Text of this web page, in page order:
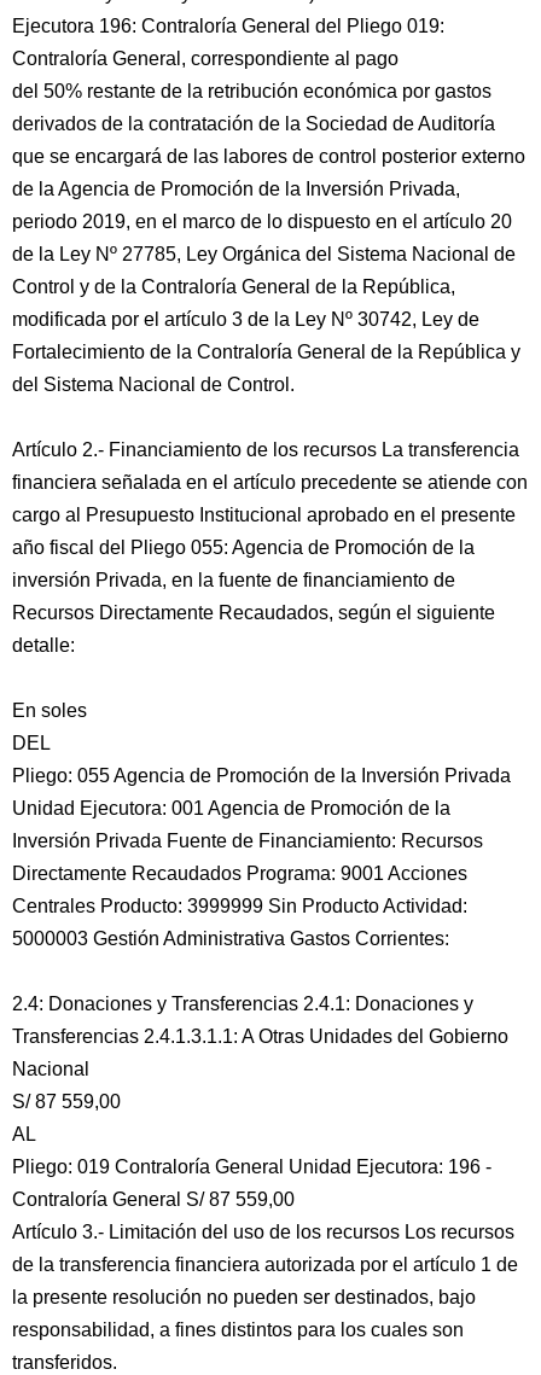
Ejecutora 196: Contraloría General del Pliego 019:
Contraloría General, correspondiente al pago
del 50% restante de la retribución económica por gastos
derivados de la contratación de la Sociedad de Auditoría
que se encargará de las labores de control posterior externo
de la Agencia de Promoción de la Inversión Privada,
periodo 2019, en el marco de lo dispuesto en el artículo 20
de la Ley Nº 27785, Ley Orgánica del Sistema Nacional de
Control y de la Contraloría General de la República,
modificada por el artículo 3 de la Ley Nº 30742, Ley de
Fortalecimiento de la Contraloría General de la República y
del Sistema Nacional de Control.
Artículo 2.- Financiamiento de los recursos La transferencia
financiera señalada en el artículo precedente se atiende con
cargo al Presupuesto Institucional aprobado en el presente
año fiscal del Pliego 055: Agencia de Promoción de la
inversión Privada, en la fuente de financiamiento de
Recursos Directamente Recaudados, según el siguiente
detalle:
En soles
DEL
Pliego: 055 Agencia de Promoción de la Inversión Privada
Unidad Ejecutora: 001 Agencia de Promoción de la
Inversión Privada Fuente de Financiamiento: Recursos
Directamente Recaudados Programa: 9001 Acciones
Centrales Producto: 3999999 Sin Producto Actividad:
5000003 Gestión Administrativa Gastos Corrientes:
2.4: Donaciones y Transferencias 2.4.1: Donaciones y
Transferencias 2.4.1.3.1.1: A Otras Unidades del Gobierno
Nacional
S/ 87 559,00
AL
Pliego: 019 Contraloría General Unidad Ejecutora: 196 -
Contraloría General S/ 87 559,00
Artículo 3.- Limitación del uso de los recursos Los recursos
de la transferencia financiera autorizada por el artículo 1 de
la presente resolución no pueden ser destinados, bajo
responsabilidad, a fines distintos para los cuales son
transferidos.